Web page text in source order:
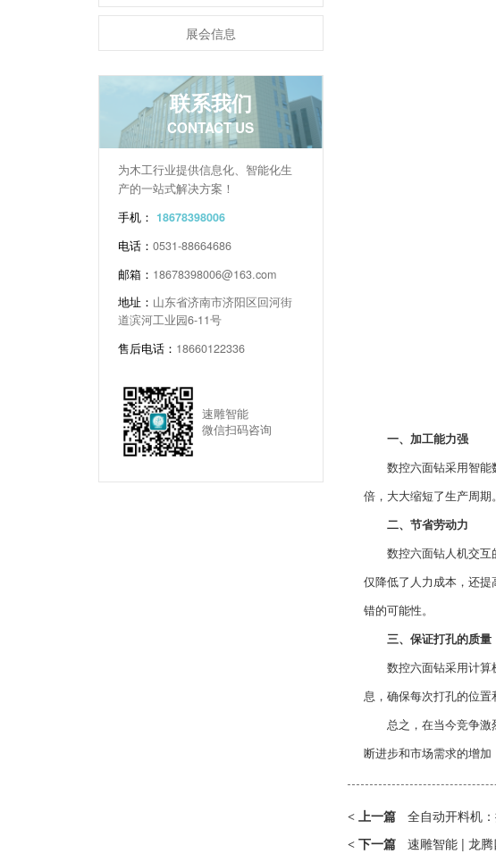
展会信息
联系我们
CONTACT US
为木工行业提供信息化、智能化生
产的一站式解决方案！
手机： 18678398006
电话：0531-88664686
邮箱： 18678398006@163.com
地址： 山东省济南市济阳区回河街
道滨河工业园6-11号
售后电话： 18660122336
速雕智能
微信扫码咨询
一、加工能力强
数控六面钻采用智能数
倍，大大缩短了生产周期
二、节省劳动力
数控六面钻人机交互的
仅降低了人力成本，还
错的可能性。
三、保证打孔的质量
数控六面钻采用计算机
息，确保每次打孔的位置
总之，在当今竞争激
断进步和市场需求的增加
< 上一篇 全自动开料机
< 下一篇 速雕智能 | 龙